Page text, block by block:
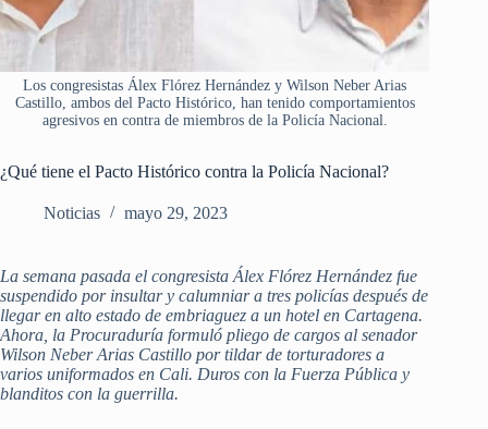
Los congresistas Álex Flórez Hernández y Wilson Neber Arias
Castillo, ambos del Pacto Histórico, han tenido comportamientos
agresivos en contra de miembros de la Policía Nacional.
¿Qué tiene el Pacto Histórico contra la Policía Nacional?
Noticias mayo 29, 2023
La semana pasada el congresista Álex Flórez Hernández fue
suspendido por insultar y calumniar a tres policías después de
llegar en alto estado de embriaguez a un hotel en Cartagena.
Ahora, la Procuraduría formuló pliego de cargos al senador
Wilson Neber Arias Castillo por tildar de torturadores a
varios uniformados en Cali. Duros con la Fuerza Pública y
blanditos con la guerrilla.